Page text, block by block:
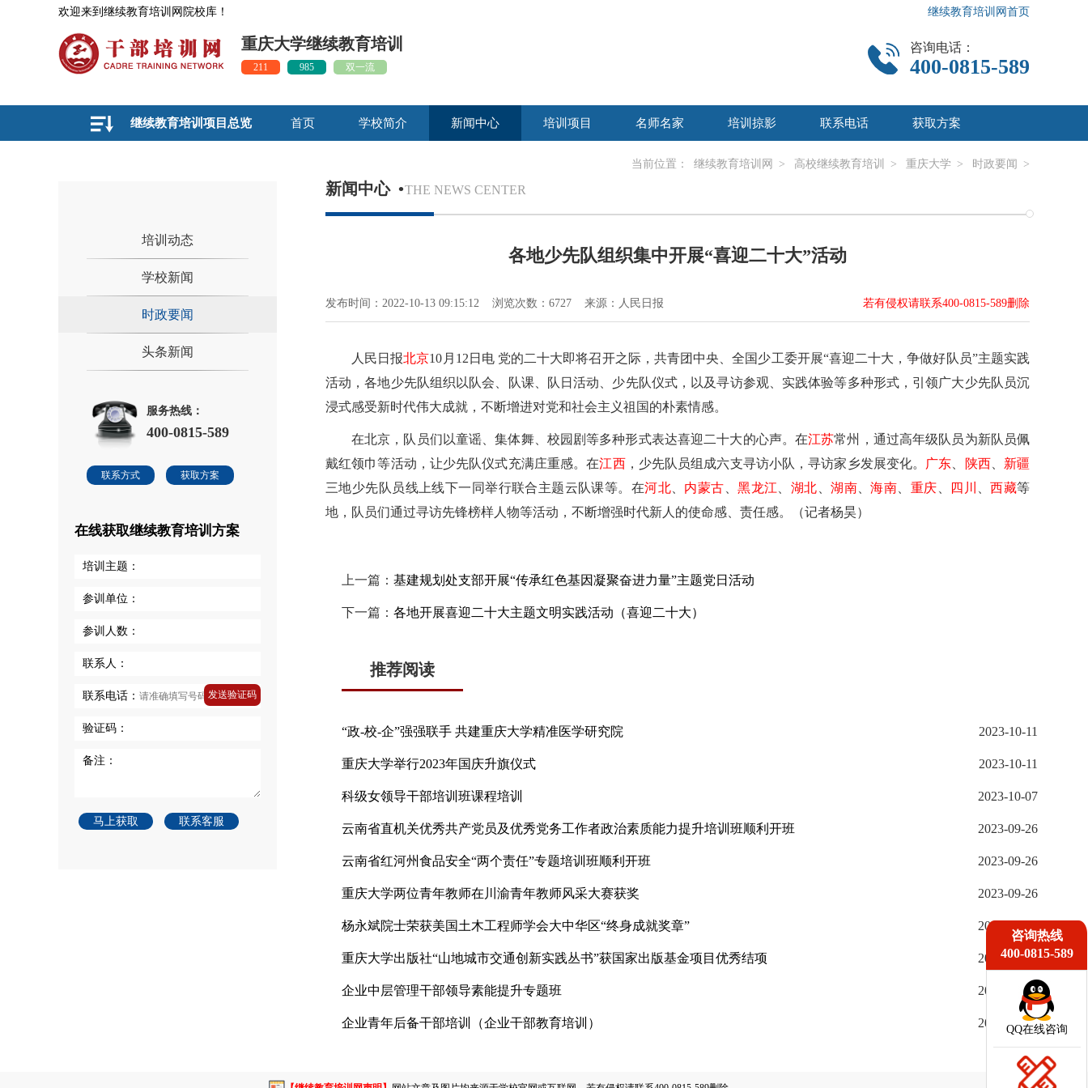
欢迎来到继续教育培训网院校库！ 继续教育培训网首页
重庆大学继续教育培训
211 985 双一流
咨询电话：
400-0815-589
首页 学校简介 新闻中心 培训项目 名师名家 培训掠影 联系电话 获取方案
继续教育培训项目总览
当前位置： 继续教育培训网 > 高校继续教育培训 > 重庆大学 > 时政要闻 >
培训动态
学校新闻
时政要闻
头条新闻
服务热线：
400-0815-589
联系方式 获取方案
在线获取继续教育培训方案
培训主题：
参训单位：
参训人数：
联系人：
联系电话： 发送验证码
验证码：
备注：
马上获取 联系客服
新闻中心 •THE NEWS CENTER
各地少先队组织集中开展“喜迎二十大”活动
发布时间：2022-10-13 09:15:12 浏览次数：6727 来源：人民日报 若有侵权请联系400-0815-589删除
人民日报北京10月12日电 党的二十大即将召开之际，共青团中央、全国少工委开展“喜迎二十大，争做好队员”主题实践
活动，各地少先队组织以队会、队课、队日活动、少先队仪式，以及寻访参观、实践体验等多种形式，引领广大少先队员沉
浸式感受新时代伟大成就，不断增进对党和社会主义祖国的朴素情感。
在北京，队员们以童谣、集体舞、校园剧等多种形式表达喜迎二十大的心声。在江苏常州，通过高年级队员为新队员佩
戴红领巾等活动，让少先队仪式充满庄重感。在江西，少先队员组成六支寻访小队，寻访家乡发展变化。 广东 陕西、 新疆
三地少先队员线上线下一同举行联合主题云队课等。在河北 内蒙古 、黑龙江 湖北 、湖南 、海南 重庆 四川 、西藏等
地，队员们通过寻访先锋榜样人物等活动，不断增强时代新人的使命感、责任感。（记者杨昊）
上一篇： 基建规划处支部开展“传承红色基因凝聚奋进力量”主题党日活动
下一篇： 各地开展喜迎二十大主题文明实践活动（喜迎二十大）
推荐阅读
“政-校-企”强强联手 共建重庆大学精准医学研究院 2023-10-11
重庆大学举行2023年国庆升旗仪式 2023-10-11
科级女领导干部培训班课程培训 2023-10-07
云南省直机关优秀共产党员及优秀党务工作者政治素质能力提升培训班顺利开班 2023-09-26
云南省红河州食品安全“两个责任”专题培训班顺利开班 2023-09-26
重庆大学两位青年教师在川渝青年教师风采大赛获奖 2023-09-26
杨永斌院士荣获美国土木工程师学会大中华区“终身成就奖章” 2023-09-26
重庆大学出版社“山地城市交通创新实践丛书”获国家出版基金项目优秀结项 2023-09-26
企业中层管理干部领导素能提升专题班 2023-09-18
企业青年后备干部培训（企业干部教育培训） 2023-09-18
咨询热线
400-0815-589
QQ在线咨询